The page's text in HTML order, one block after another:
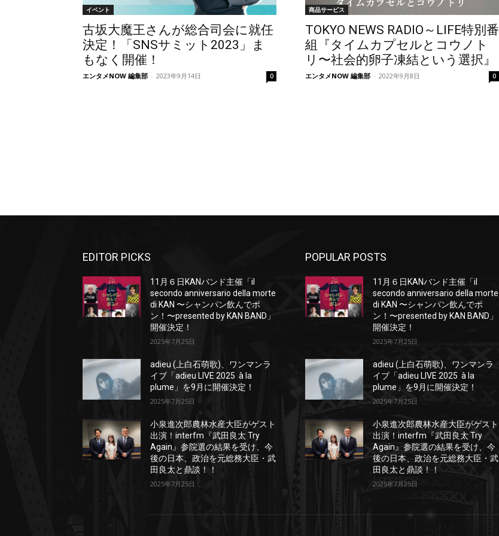
イベント
古坂大魔王さんが総合司会に就任
決定！「SNSサミット2023」ま
もなく開催！
エンタメNOW 編集部 - 2023年9月14日 0
商品サービス
TOKYO NEWS RADIO～LIFE特別番
組『タイムカプセルとコウノト
リ〜社会的卵子凍結という選択』
エンタメNOW 編集部 - 2022年9月8日 0
EDITOR PICKS
11月６日KANバンド主催「il
secondo anniversario della morte
di KAN 〜シャンパン飲んでポ
ン！〜presented by KAN BAND」
開催決定！
2025年7月25日
adieu (上白石萌歌)、ワンマンラ
イブ「adieu LIVE 2025 à la
plume」を9月に開催決定！
2025年7月25日
小泉進次郎農林水産大臣がゲスト
出演！interfm『武田良太 Try
Again』参院選の結果を受け、今
後の日本、政治を元総務大臣・武
田良太と鼎談！！
2025年7月25日
POPULAR POSTS
11月６日KANバンド主催「il
secondo anniversario della morte
di KAN 〜シャンパン飲んでポ
ン！〜presented by KAN BAND」
開催決定！
2025年7月25日
adieu (上白石萌歌)、ワンマンラ
イブ「adieu LIVE 2025 à la
plume」を9月に開催決定！
2025年7月25日
小泉進次郎農林水産大臣がゲスト
出演！interfm『武田良太 Try
Again』参院選の結果を受け、今
後の日本、政治を元総務大臣・武
田良太と鼎談！！
2025年7月25日